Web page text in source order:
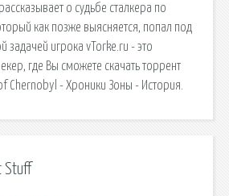
о судьбе сталкера по
как позже выясняется, попал под
задачей игрока vTorke.ru - это
где Вы сможете скачать торрент
of Chernobyl - Хроники Зоны - История.
Stuff